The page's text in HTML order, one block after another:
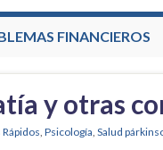
FINANCIEROS
y otras
, Psicología, Salud